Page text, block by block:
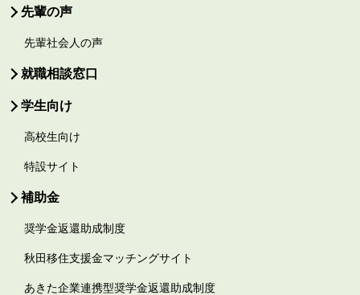
先輩の声
先輩社会人の声
就職相談窓口
学生向け
高校生向け
特設サイト
補助金
奨学金返還助成制度
秋田移住支援金マッチングサイト
あきた企業連携型奨学金返還助成制度